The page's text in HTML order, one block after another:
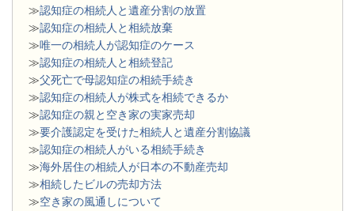
≫認知症の相続人と遺産分割の放置
≫認知症の相続人と相続放棄
≫唯一の相続人が認知症のケース
≫認知症の相続人と相続登記
≫父死亡で母認知症の相続手続き
≫認知症の相続人が株式を相続できるか
≫認知症の親と空き家の実家売却
≫要介護認定を受けた相続人と遺産分割協議
≫認知症の相続人がいる相続手続き
≫海外居住の相続人が日本の不動産売却
≫相続したビルの売却方法
≫空き家の風通しについて